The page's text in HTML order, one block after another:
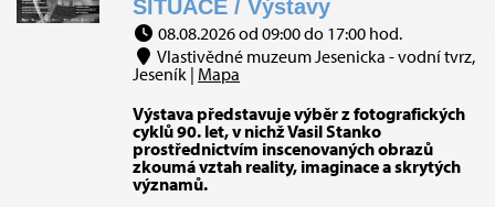
SITUACE / Výstavy
08.08.2026 od 09:00 do 17:00 hod.
Vlastivědné muzeum Jesenicka - vodní tvrz,
Jeseník | Mapa
Výstava představuje výběr z fotografických
cyklů 90. let, v nichž Vasil Stanko
prostřednictvím inscenovaných obrazů
zkoumá vztah reality, imaginace a skrytých
významů.